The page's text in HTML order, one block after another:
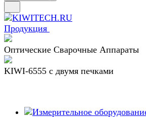
Продукция
Оптические Сварочные Аппараты
KIWI-6555 c двумя печками